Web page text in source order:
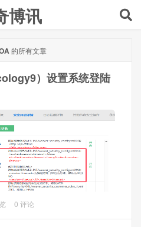
博讯
的所有文章
）设置系统登陆
操作会自动登出（默认一般是
0 评论